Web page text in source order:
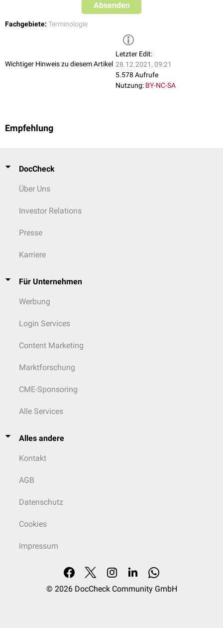
Absenden
Fachgebiete: Terminologie
Wichtiger Hinweis zu diesem Artikel
Letzter Edit:
28.12.2021, 09:21
5.578 Aufrufe
Nutzung: BY-NC-SA
Empfehlung
DocCheck
Über Uns
Investor Relations
Presse
Karriere
Für Unternehmen
Werbung
Login Services
Content Marketing
Marktforschung
CME-Sponsoring
Alle Services
Alles andere
Kontakt
AGB
Datenschutz
Cookies
Impressum
© 2026 DocCheck Community GmbH